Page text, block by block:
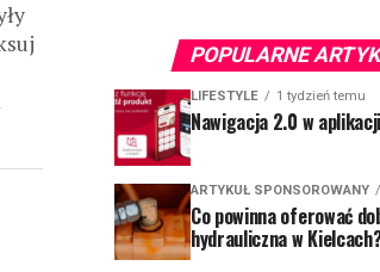
POPULARNE
LIFESTYLE 1 tydzień temu
Nawigacja 2.0 w
ARTYKUŁ SPONSOROWANY
Co powinna oferować
hydrauliczna w